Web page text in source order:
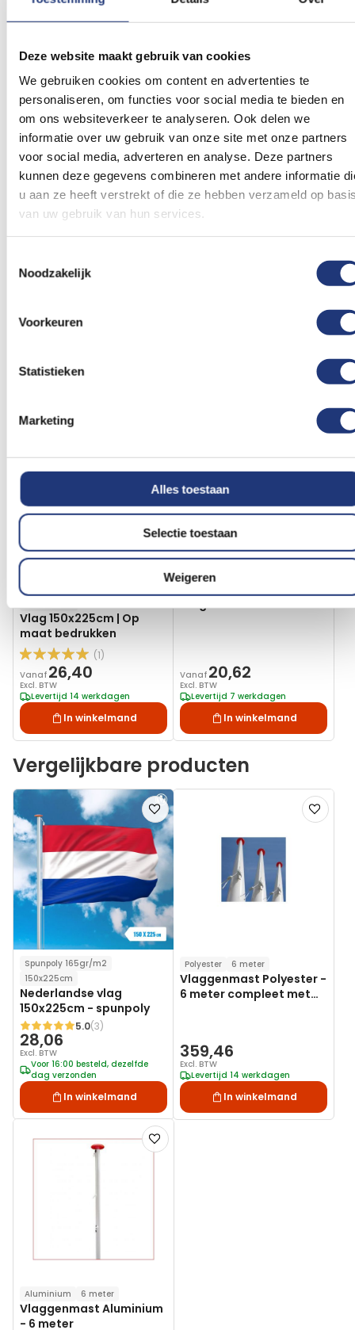
Deze website maakt gebruik van cookies
We gebruiken cookies om content en advertenties te
personaliseren, om functies voor social media te bieden en
om ons websiteverkeer te analyseren. Ook delen we
informatie over uw gebruik van onze site met onze partners
voor social media, adverteren en analyse. Deze partners
kunnen deze gegevens combineren met andere informatie
u aan ze heeft verstrekt of die ze hebben verzameld op
van uw gebruik van hun services.
Noodzakelijk
Voorkeuren
Statistieken
Marketing
Alles toestaan
Selectie toestaan
Weigeren
een scherp geprijsde offerte. Wij verkopen vele
formaten vlaggen van Flemalle. Staat jouw
gewenste formaat vlag nog niet in de shop neem
dan contact op via info@vlaggenclub.nl. Meestal
kunnen wij binnen enkele dagen jouw formaat
Flemalle vlag leveren.
Beoordelingen
aan
verlanglijst
Vlag 150x225cm | Op
maat bedrukken
Waardering:
100
% of100
(1)
Vanaf 26,40
Excl. BTW
Levertijd 14 werkdagen
In winkelmand
Voeg
aan
Vlag Flémalle 100x150cm
Vanaf 20,62
Excl. BTW
Levertijd 7 werkdagen
In winkelmand
Vergelijkbare producten
Voeg
toe
aan
verlanglijst
Spunpoly 165gr/m2
150x225cm
Nederlandse vlag
150x225cm - spunpoly
Waardering:
5.0(3)
28,06
Excl. BTW
Voor 16:00 besteld, dezelfde
dag verzonden
In winkelmand
Voeg
toe
Polyester 6 meter
Vlaggenmast Polyester -
6 meter compleet met
359,46
Excl. BTW
Levertijd 14 werkdagen
In winkelmand
Voeg
toe
Aluminium 6 meter
Vlaggenmast Aluminium
- 6 meter